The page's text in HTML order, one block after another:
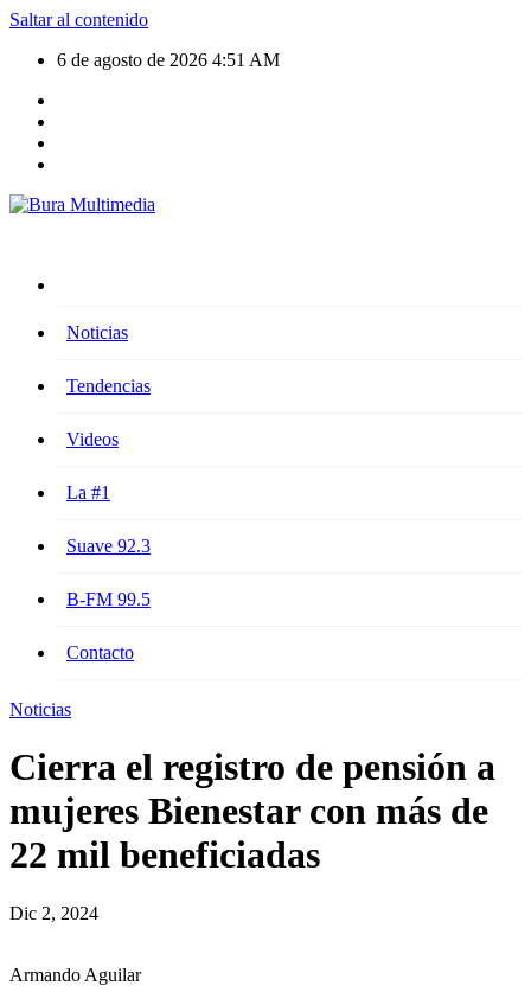
Saltar al contenido
6 de agosto de 2026 4:51 AM
Noticias
Tendencias
Videos
La #1
Suave 92.3
B-FM 99.5
Contacto
Noticias
Cierra el registro de pensión a
mujeres Bienestar con más de
22 mil beneficiadas
Dic 2, 2024
Armando Aguilar